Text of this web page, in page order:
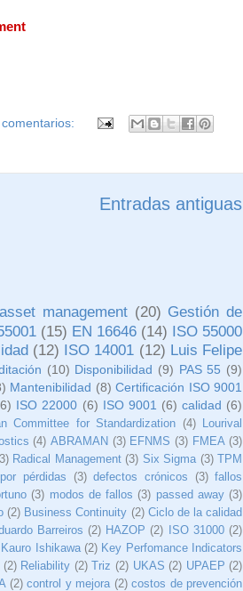
Entradas antiguas
asset management (20) Gestión de
(15) EN 16646 (14) ISO 55000
(12) ISO 14001 (12) Luis Felipe
(10) Disponibilidad (9) PAS 55 (9)
Mantenibilidad (8) Certificación ISO 9001
ISO 22000 (6) ISO 9001 (6) calidad (6)
Committee for Standardization (4)
Lourival
(4) ABRAMAN (3) EFNMS (3) FMEA (3)
Radical Management (3) Six Sigma (3) TPM
pérdidas (3) defectos crónicos (3) fallos
(3) modos de fallos (3) passed away (3)
(2) Business Continuity (2) Ciclo de la calidad
Barreiros (2) HAZOP (2) ISO 31000 (2)
Kauro Ishikawa (2) Key Perfomance Indicators
(2) Reliability (2) Triz (2) UKAS (2) UPAEP (2)
(2) control y mejora (2) costos de prevención